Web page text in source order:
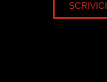
SCRIVICI